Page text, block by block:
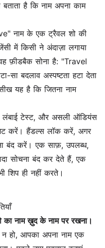
है कि नाम अपना काम
नाम के एक ट्रैवल शो की
में किसी ने अंदाज़ा लगाया
फ़ीडबैक सोना है: "Travel
बदलाव अस्पष्टता हटा देता
यह है कि जितना नाम
लंबाई टेस्ट, और असली ऑडियंस
करें। हैंडल्स लॉक करें, अगर
बंद करें। एक साफ़, उपलब्ध,
सोचना बंद कर देते हैं, एक
शिप ही नहीं करते।
का नाम ख़ुद के नाम पर रखना।
आपका अपना नाम एक